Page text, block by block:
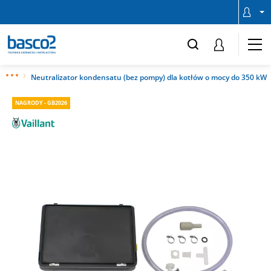
Neutralizator kondensatu (bez pompy) dla kotłów o mocy do 350 kW
NAGRODY - GB2026